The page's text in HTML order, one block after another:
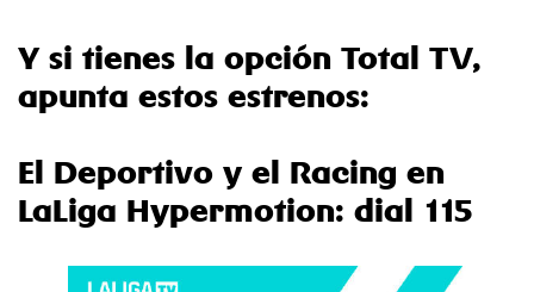
Y si tienes la opción Total TV,
apunta estos estrenos:
El Deportivo y el Racing en
LaLiga Hypermotion: dial 115